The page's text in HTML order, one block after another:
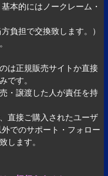
本的にはノークレーム・
負担で交換致します。）
は正規販売サイトか直接
です。
・譲渡した人が責任を持
直接ご購入されたユーザ
でのサポート・フォロー
します。